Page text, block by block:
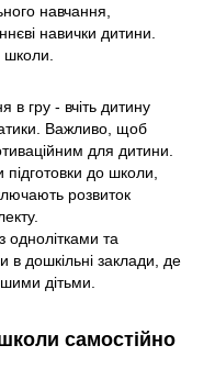
навчання,
навички дитини.
школи.
в гру - вчіть дитину
Важливо, щоб
для дитини.
підготовки до школи,
розвиток
однолітками та
в дошкільні заклади, де
дітьми.
самостійно